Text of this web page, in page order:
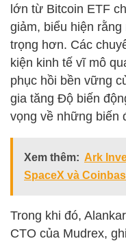
lớn từ Bitcoin ETF
giảm, biểu hiện
trọng hơn. Các
kiện kinh tế vĩ mô
phục hồi bền vững
gia tăng Độ biến
vọng về những biến
Xem thêm: Ark
SpaceX và
Trong khi đó,
CTO của Mudrex,